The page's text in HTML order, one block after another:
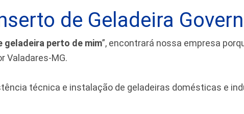
de Geladeira
geladeira perto de mim”, encontrará nossa empresa
Valadares-MG.
técnica e instalação de geladeiras domésticas e